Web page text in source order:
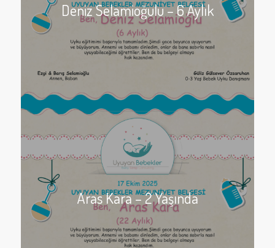
Deniz Selamioğulu – 6 Aylık
Aras Kara – 2 Yaşında